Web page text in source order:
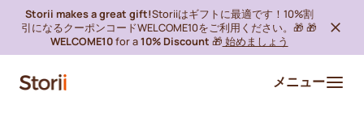
Storii makes a great gift!Storiiはギフトに最適です！10%割
引になるクーポンコードWELCOME10をご利用ください。🎁 🎁
WELCOME10for a10% Discount 🎁 始めましょう
メニュー